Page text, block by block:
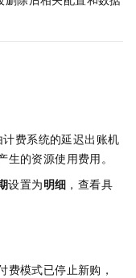
费系统的延迟出账机
的资源使用费用。
设置为明细 ，查看具
费模式已停止新购，